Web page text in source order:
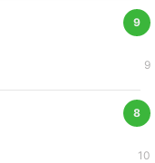
9
9
8
10